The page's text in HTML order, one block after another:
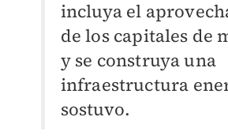
incluya el
de los capitales de
y se construya una
infraestructura
sostuvo.